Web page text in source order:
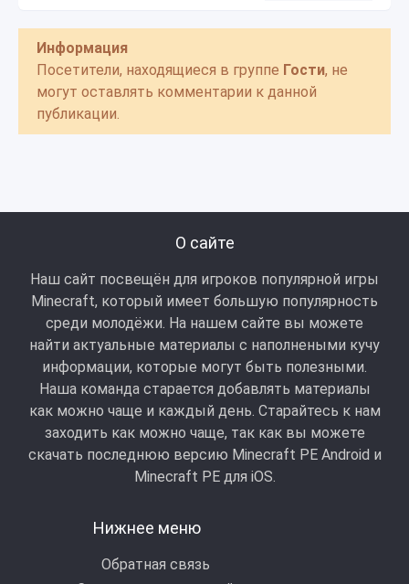
Информация
Посетители, находящиеся в группе Гости, не
могут оставлять комментарии к данной
публикации.
О сайте
Наш сайт посвещён для игроков популярной игры
Minecraft, который имеет большую популярность
среди молодёжи. На нашем сайте вы можете
найти актуальные материалы с наполнеными кучу
информации, которые могут быть полезными.
Наша команда старается добавлять материалы
как можно чаще и каждый день. Старайтесь к нам
заходить как можно чаще, так как вы можете
скачать последнюю версию Minecraft PE Android и
Minecraft РЕ для iOS.
Нижнее меню
Обратная связь